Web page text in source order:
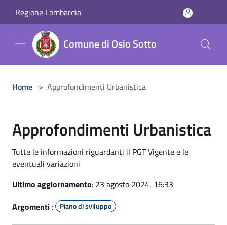
Regione Lombardia
Comune di Osio Sotto
Home > Approfondimenti Urbanistica
Approfondimenti Urbanistica
Tutte le informazioni riguardanti il PGT Vigente e le
eventuali variazioni
Ultimo aggiornamento: 23 agosto 2024, 16:33
Argomenti : Piano di sviluppo